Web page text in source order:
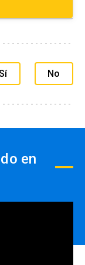
No
en